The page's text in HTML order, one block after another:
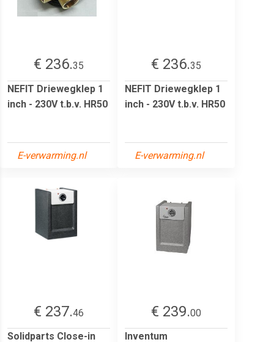
€ 236.35
NEFIT Driewegklep 1
inch - 230V t.b.v. HR50
E-verwarming.nl
€ 236.35
NEFIT Driewegklep 1
inch - 230V t.b.v. HR50
E-verwarming.nl
€ 237.46
Solidparts Close-in
€ 239.00
Inventum